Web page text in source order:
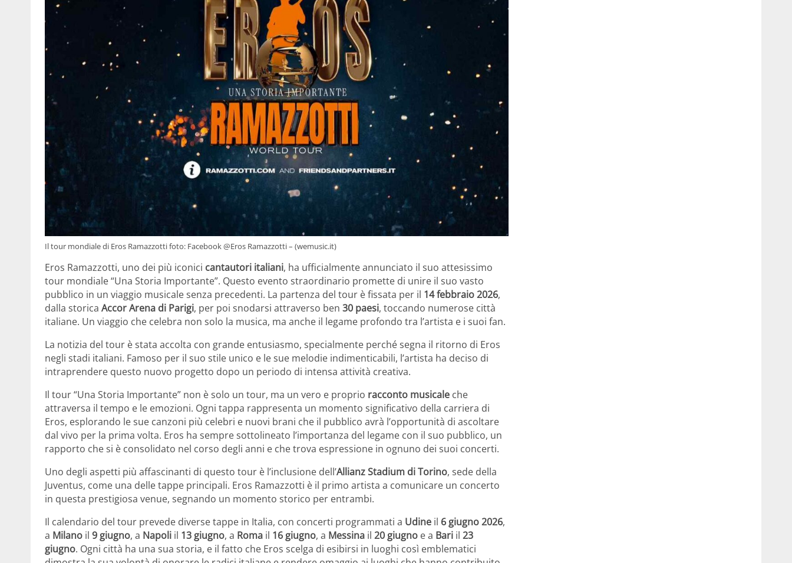
Il tour mondiale di Eros Ramazzotti foto: Facebook @Eros Ramazzotti – (wemusic.it)
Eros Ramazzotti, uno dei più iconici cantautori italiani, ha ufficialmente annunciato il suo attesissimo
tour mondiale “Una Storia Importante”. Questo evento straordinario promette di unire il suo vasto
pubblico in un viaggio musicale senza precedenti. La partenza del tour è fissata per il 14 febbraio 2026,
dalla storica Accor Arena di Parigi, per poi snodarsi attraverso ben 30 paesi, toccando numerose città
italiane. Un viaggio che celebra non solo la musica, ma anche il legame profondo tra l’artista e i suoi fan.
La notizia del tour è stata accolta con grande entusiasmo, specialmente perché segna il ritorno di Eros
negli stadi italiani. Famoso per il suo stile unico e le sue melodie indimenticabili, l’artista ha deciso di
intraprendere questo nuovo progetto dopo un periodo di intensa attività creativa.
Il tour “Una Storia Importante” non è solo un tour, ma un vero e proprio racconto musicale che
attraversa il tempo e le emozioni. Ogni tappa rappresenta un momento significativo della carriera di
Eros, esplorando le sue canzoni più celebri e nuovi brani che il pubblico avrà l’opportunità di ascoltare
dal vivo per la prima volta. Eros ha sempre sottolineato l’importanza del legame con il suo pubblico, un
rapporto che si è consolidato nel corso degli anni e che trova espressione in ognuno dei suoi concerti.
Uno degli aspetti più affascinanti di questo tour è l’inclusione dell’Allianz Stadium di Torino, sede della
Juventus, come una delle tappe principali. Eros Ramazzotti è il primo artista a comunicare un concerto
in questa prestigiosa venue, segnando un momento storico per entrambi.
Il calendario del tour prevede diverse tappe in Italia, con concerti programmati a Udine il 6 giugno 2026,
a Milano il 9 giugno, a Napoli il 13 giugno, a Roma il 16 giugno, a Messina il 20 giugno e a Bari il 23
giugno. Ogni città ha una sua storia, e il fatto che Eros scelga di esibirsi in luoghi così emblematici